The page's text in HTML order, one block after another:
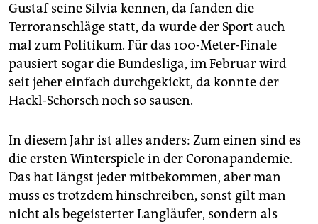
Gustaf seine Silvia kennen, da fanden die
Terroranschläge statt, da wurde der Sport auch
mal zum Politikum. Für das 100-Meter-Finale
pausiert sogar die Bundesliga, im Februar wird
seit jeher einfach durchgekickt, da konnte der
Hackl-Schorsch noch so sausen.
In diesem Jahr ist alles anders: Zum einen sind es
die ersten Winterspiele in der Coronapandemie.
Das hat längst jeder mitbekommen, aber man
muss es trotzdem hinschreiben, sonst gilt man
nicht als begeisterter Langläufer, sondern als